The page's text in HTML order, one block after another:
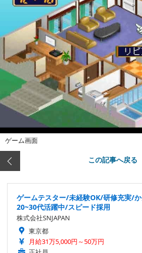
ゲーム画面
この記事へ戻る
ゲームテスター/未経験OK/研修充実/
20~30代活躍中/スピード採用
株式会社SNJAPAN
東京都
月給31万5,000円～50万円